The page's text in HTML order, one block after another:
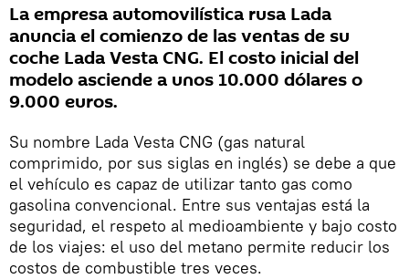
La empresa automovilística rusa Lada
anuncia el comienzo de las ventas de su
coche Lada Vesta CNG. El costo inicial del
modelo asciende a unos 10.000 dólares o
9.000 euros.
Su nombre Lada Vesta CNG (gas natural
comprimido, por sus siglas en inglés) se debe a que
el vehículo es capaz de utilizar tanto gas como
gasolina convencional. Entre sus ventajas está la
seguridad, el respeto al medioambiente y bajo costo
de los viajes: el uso del metano permite reducir los
costos de combustible tres veces.